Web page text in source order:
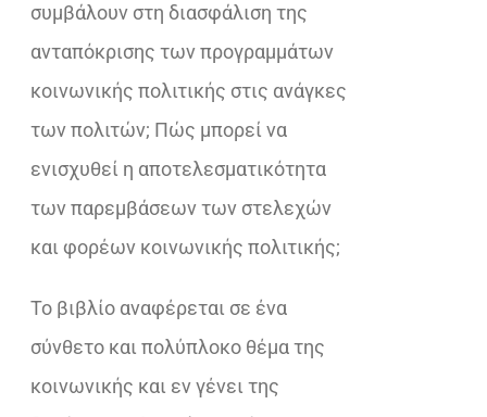
συμβάλουν στη διασφάλιση της
ανταπόκρισης των προγραμμάτων
κοινωνικής πολιτικής στις ανάγκες
των πολιτών; Πώς μπορεί να
ενισχυθεί η αποτελεσματικότητα
των παρεμβάσεων των στελεχών
και φορέων κοινωνικής πολιτικής;
Το βιβλίο αναφέρεται σε ένα
σύνθετο και πολύπλοκο θέμα της
κοινωνικής και εν γένει της